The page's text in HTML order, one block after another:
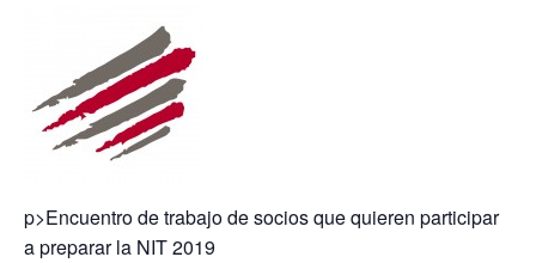
p>Encuentro de trabajo de socios que quieren participar
a preparar la NIT 2019